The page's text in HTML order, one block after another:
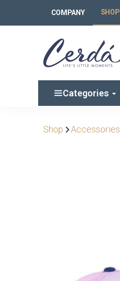
COMPANY SHOP
Categories
Shop Accessories